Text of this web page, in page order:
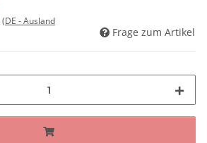
(DE - Ausland
Frage zum Artikel